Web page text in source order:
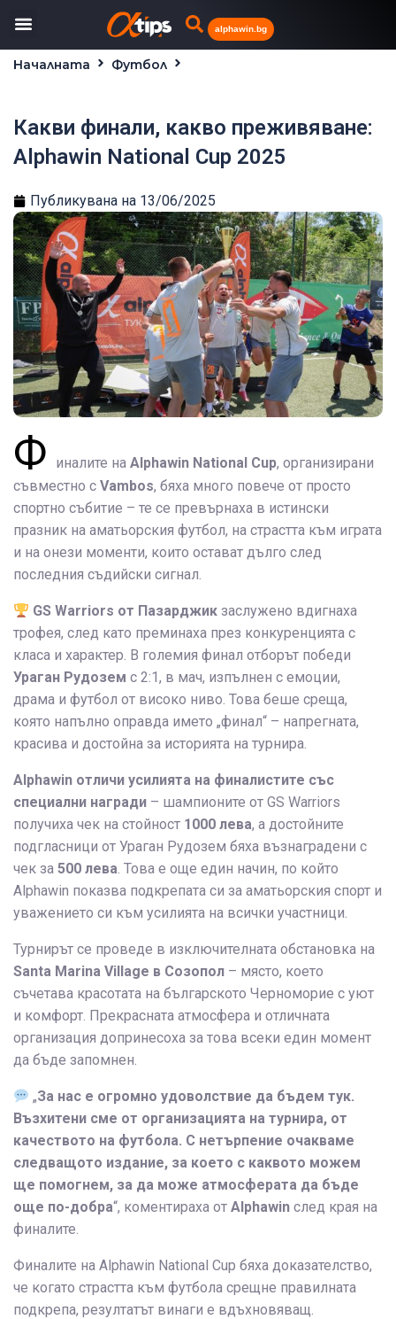
alphawin.bg
Началната
Футбол
Какви финали, какво преживяване:
Alphawin National Cup 2025
Публикувана на 13/06/2025
Ф иналите на Alphawin National Cup, организирани
съвместно с Vambos, бяха много повече от просто
спортно събитие – те се превърнаха в истински
празник на аматьорския футбол, на страстта към играта
и на онези моменти, които остават дълго след
последния съдийски сигнал.
GS Warriors от Пазарджик заслужено вдигнаха
трофея, след като преминаха през конкуренцията с
класа и характер. В големия финал отборът победи
Ураган Рудозем с 2:1, в мач, изпълнен с емоции,
драма и футбол от високо ниво. Това беше среща,
която напълно оправда името „финал“ – напрегната,
красива и достойна за историята на турнира.
Alphawin отличи усилията на финалистите със
специални награди – шампионите от GS Warriors
получиха чек на стойност 1000 лева, а достойните
подгласници от Ураган Рудозем бяха възнаградени с
чек за 500 лева. Това е още един начин, по който
Alphawin показва подкрепата си за аматьорския спорт и
уважението си към усилията на всички участници.
Турнирът се проведе в изключителната обстановка на
Santa Marina Village в Созопол – място, което
съчетава красотата на българското Черноморие с уют
и комфорт. Прекрасната атмосфера и отличната
организация допринесоха за това всеки един момент
да бъде запомнен.
„За нас е огромно удоволствие да бъдем тук.
Възхитени сме от организацията на турнира, от
качеството на футбола. С нетърпение очакваме
следващото издание, за което с каквото можем
ще помогнем, за да може атмосферата да бъде
още по-добра“, коментираха от Alphawin след края на
финалите.
Финалите на Alphawin National Cup бяха доказателство,
че когато страстта към футбола срещне правилната
подкрепа, резултатът винаги е вдъхновяващ.